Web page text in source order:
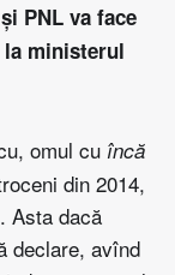
PNL va face
ministerul
omul cu încă
din 2014,
Asta dacă
declare, avînd